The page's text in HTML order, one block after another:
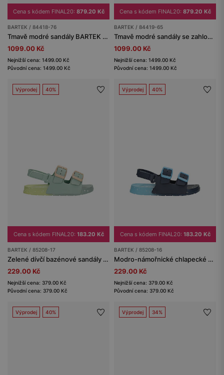
Cena s kódem FINAL20: 879.20 Kč
BARTEK / 84418-76
Tmavě modré sandály BARTEK z kombinované kůže 84418-76
1099.00 Kč
Nejnižší cena: 1499.00 Kč
Původní cena: 1499.00 Kč
Cena s kódem FINAL20: 879.20 Kč
BARTEK / 84419-65
Tmavě modré sandály se zahloubenou špičkou BARTEK 84419-65
1099.00 Kč
Nejnižší cena: 1499.00 Kč
Původní cena: 1499.00 Kč
Výprodej 40%
Cena s kódem FINAL20: 183.20 Kč
BARTEK / 85208-17
Zelené dívčí bazénové sandály na lehké podrážce BARTEK 85208-17
229.00 Kč
Nejnižší cena: 379.00 Kč
Původní cena: 379.00 Kč
Výprodej 40%
Cena s kódem FINAL20: 183.20 Kč
BARTEK / 85208-16
Modro-námořnické chlapecké bazénové sandály BARTEK 85208-16
229.00 Kč
Nejnižší cena: 379.00 Kč
Původní cena: 379.00 Kč
Výprodej 40% Výprodej 34%